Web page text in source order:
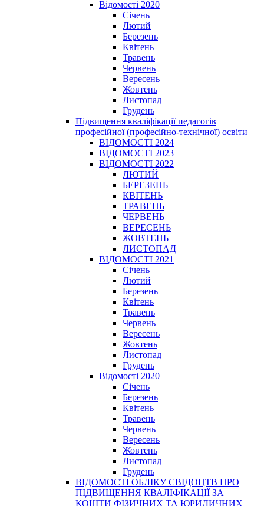
Відомості 2020
Січень
Лютий
Березень
Квітень
Травень
Червень
Вересень
Жовтень
Листопад
Грудень
Підвищення кваліфікації педагогів
професійної (професійно-технічної) освіти
ВІДОМОСТІ 2024
ВІДОМОСТІ 2023
ВІДОМОСТІ 2022
ЛЮТИЙ
БЕРЕЗЕНЬ
КВІТЕНЬ
ТРАВЕНЬ
ЧЕРВЕНЬ
ВЕРЕСЕНЬ
ЖОВТЕНЬ
ЛИСТОПАД
ВІДОМОСТІ 2021
Січень
Лютий
Березень
Квітень
Травень
Червень
Вересень
Жовтень
Листопад
Грудень
Відомості 2020
Січень
Березень
Квітень
Травень
Червень
Вересень
Жовтень
Листопад
Грудень
ВІДОМОСТІ ОБЛІКУ СВІДОЦТВ ПРО
ПІДВИЩЕННЯ КВАЛІФІКАЦІЇ ЗА
КОШТИ ФІЗИЧНИХ ТА ЮРИДИЧНИХ